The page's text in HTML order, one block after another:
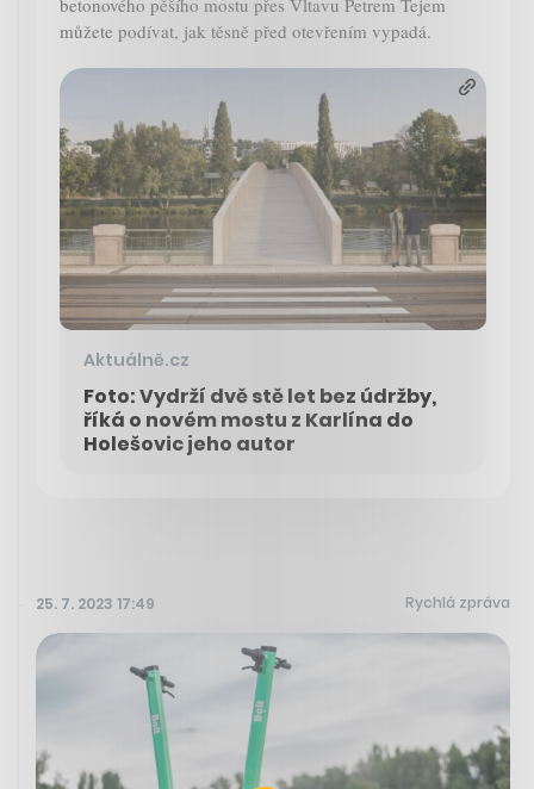
betonového pěšího mostu přes Vltavu Petrem Tejem
můžete podívat, jak těsně před otevřením vypadá.
Aktuálně.cz
Foto: Vydrží dvě stě let bez údržby,
říká o novém mostu z Karlína do
Holešovic jeho autor
25. 7. 2023 17:49 Rychlá zpráva